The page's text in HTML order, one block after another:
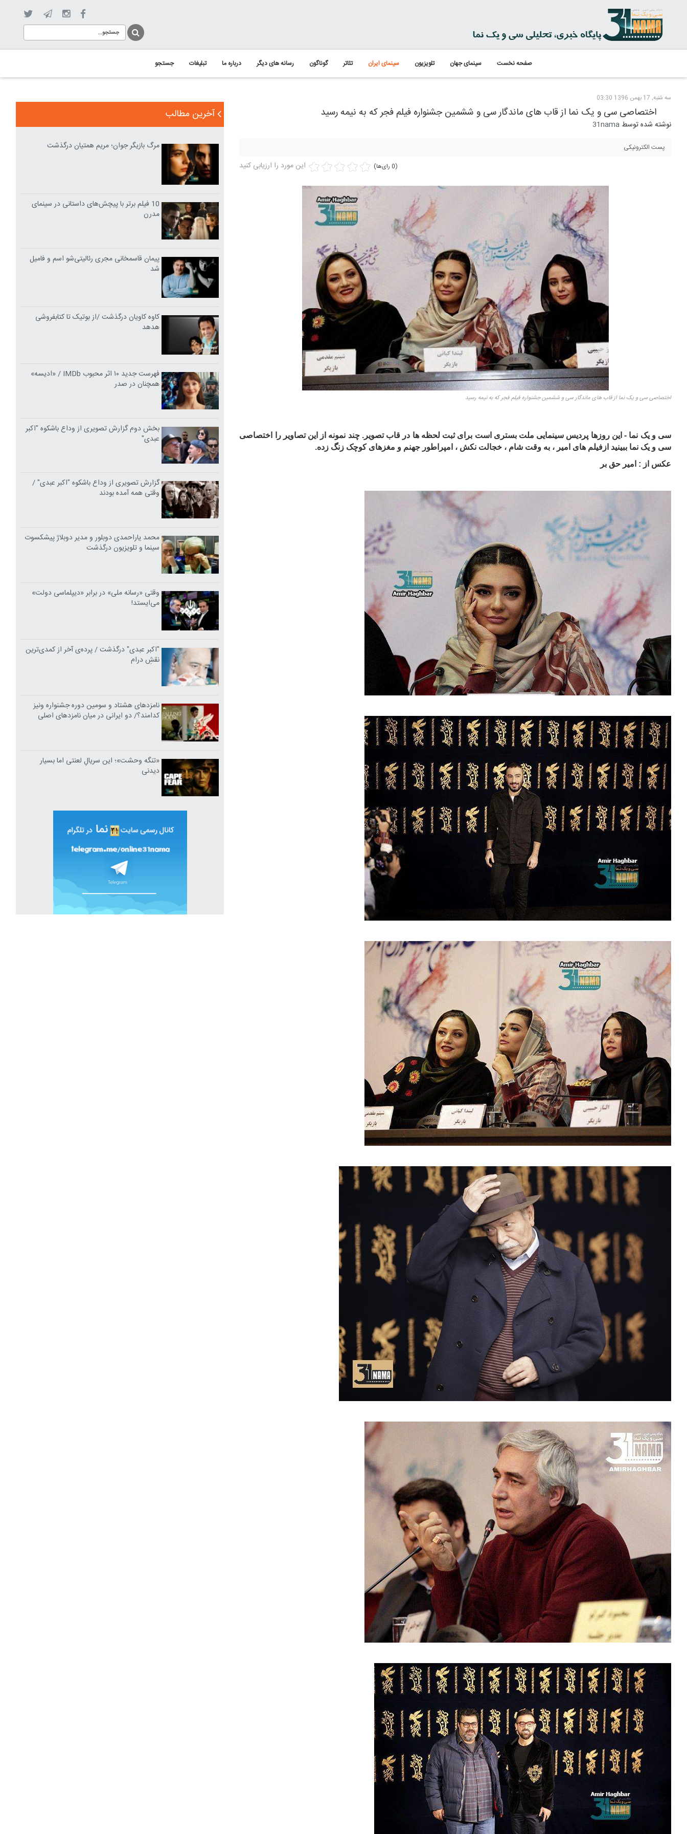
صفحه نخست سینمای جهان تلویزیون سینمای ایران تئاتر گوناگون رسانه های دیگر درباره ما تبلیغات جستجو
سه شنبه, 17 بهمن 1396 03:30
اختصاصی سی و یک نما از قاب های ماندگار سی و ششمین جشنواره فیلم فجر که به نیمه رسید
نوشته شده توسط 31nama
پست الکترونیکی
این مورد را ارزیابی کنید (0 رای‌ها)
اختصاصی سی و یک نما از قاب های ماندگار سی و ششمین جشنواره فیلم فجر که به نیمه رسید
سی و یک نما - این روزها پردیس سینمایی ملت بستری است برای ثبت لحظه ها در قاب تصویر. چند نمونه از این تصاویر را اختصاصی
سی و یک نما ببینید ازفیلم های امیر ، به وقت شام ، خجالت نکش ، امپراطور جهنم و مغزهای کوچک زنگ زده.
عکس از : امیر حق بر
آخرین مطالب
مرگ بازیگر جوان؛ مریم همتیان درگذشت
10 فیلم برتر با پیچش‌های داستانی در سینمای
مدرن
پیمان قاسمخانی مجری رئالیتی‌شو اسم و فامیل
شد
کاوه کاویان درگذشت /از بوتیک تا کتابفروشی
هدهد
فهرست جدید ۱۰ اثر محبوب IMDb / «ادیسه»
همچنان در صدر
بخش دوم گزارش تصویری از وداع باشکوه "اکبر
عبدی"
گزارش تصویری از وداع باشکوه "اکبر عبدی" /
وقتی همه آمده بودند
محمد یاراحمدی دوبلور و مدیر دوبلاژ پیشکسوت
سینما و تلویزیون درگذشت
وقتی «رسانه ملی» در برابر «دیپلماسی دولت»
می‌ایستد!
"اکبر عبدی" درگذشت / پرده‌ی آخر از کمدی‌ترین
نقشِ درام
نامزدهای هشتاد و سومین دوره جشنواره ونیز
کدامند؟/ دو ایرانی در میان نامزدهای اصلی
«تنگه وحشت»؛ این سریالِ لعنتی اما بسیار
دیدنی